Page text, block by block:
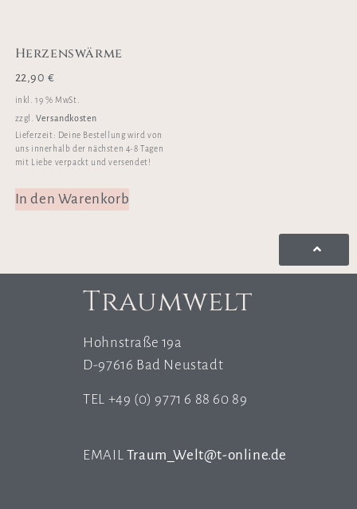
Herzenswärme
22,90€
inkl. 19 % MwSt.
zzgl.Versandkosten
Lieferzeit: Deine Bestellung wird von
uns innerhalb der nächsten 4-8 Tagen
mit Liebe verpackt und versendet!
In den Warenkorb
Traumwelt
Hohnstraße 19a
D-97616 Bad Neustadt
TEL +49 (0) 9771 6 88 60 89
EMAIL Traum_Welt@t-online.de